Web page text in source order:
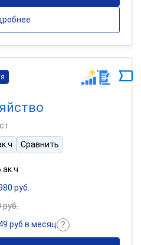
Сравнить
ак.ч
руб.
руб.
руб в месяц